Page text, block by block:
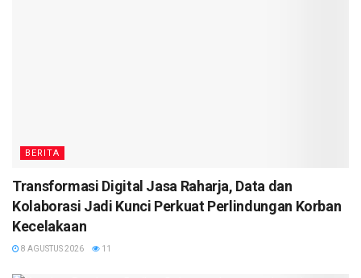
BERITA
Transformasi Digital Jasa Raharja, Data dan
Kolaborasi Jadi Kunci Perkuat Perlindungan Korban
Kecelakaan
8 AGUSTUS 2026 11